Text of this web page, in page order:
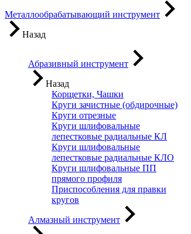
Металлообрабатывающий инструмент
Назад
Абразивный инструмент
Назад
Корщетки, Чашки
Круги зачистные (обдирочные)
Круги отрезные
Круги шлифовальные
лепестковые радиальные КЛ
Круги шлифовальные
лепестковые радиальные КЛО
Круги шлифовальные ПП
прямого профиля
Приспособления для правки
кругов
Алмазный инструмент